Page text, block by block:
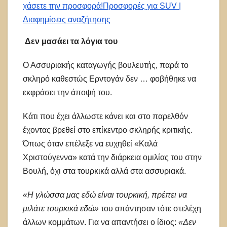
χάσετε την προσφορά!Προσφορές για SUV |
Διαφημίσεις αναζήτησης
Δεν μασάει τα λόγια του
Ο Ασσυριακής καταγωγής βουλευτής, παρά το
σκληρό καθεστώς Ερντογάν δεν … φοβήθηκε να
εκφράσει την άποψή του.
Κάτι που έχει άλλωστε κάνει και στο παρελθόν
έχοντας βρεθεί στο επίκεντρο σκληρής κριτικής.
Όπως όταν επέλεξε να ευχηθεί «Καλά
Χριστούγεννα» κατά την διάρκεια ομιλίας του στην
Βουλή, όχι στα τουρκικά αλλά στα ασσυριακά.
«Η γλώσσα μας εδώ είναι τουρκική, πρέπει να
μιλάτε τουρκικά εδώ» του απάντησαν τότε στελέχη
άλλων κομμάτων. Για να απαντήσει ο ίδιος: «Δεν